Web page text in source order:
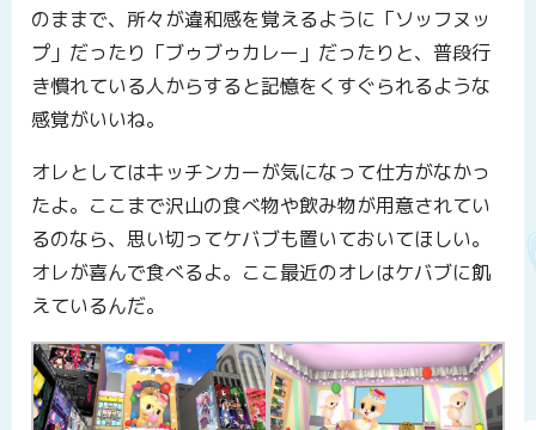
のままで、所々が違和感を覚えるように「ソッフヌッ
プ」だったり「ブゥブゥカレー」だったりと、普段行
き慣れている人からすると記憶をくすぐられるような
感覚がいいね。
オレとしてはキッチンカーが気になって仕方がなかっ
たよ。ここまで沢山の食べ物や飲み物が用意されてい
るのなら、思い切ってケバブも置いておいてほしい。
オレが喜んで食べるよ。ここ最近のオレはケバブに飢
えているんだ。